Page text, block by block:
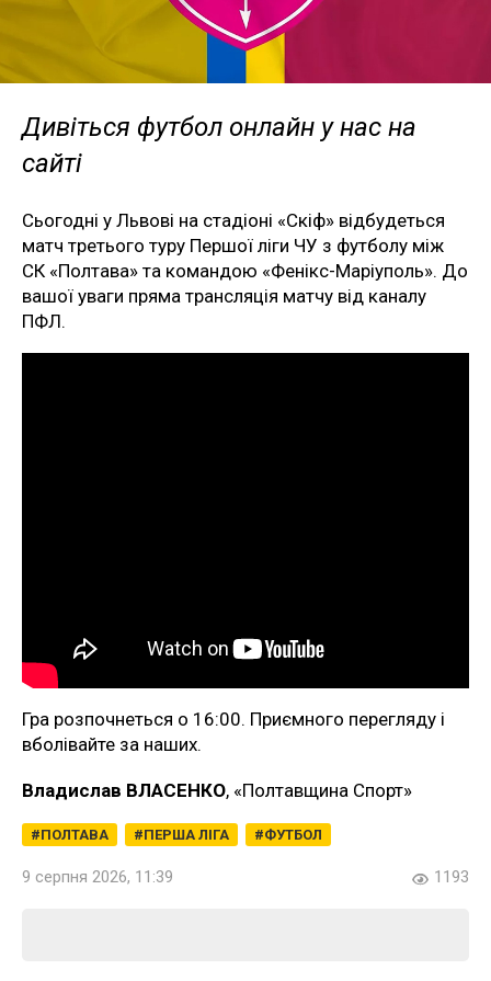
Дивіться футбол онлайн у нас на
сайті
Сьогодні у Львові на стадіоні «Скіф» відбудеться
матч третього туру Першої ліги ЧУ з футболу між
СК «Полтава» та командою «Фенікс-Маріуполь». До
вашої уваги пряма трансляція матчу від каналу
ПФЛ.
Гра розпочнеться о 16:00. Приємного перегляду і
вболівайте за наших.
Владислав ВЛАСЕНКО, «Полтавщина Спорт»
ПОЛТАВА ПЕРША ЛІГА ФУТБОЛ
9 серпня 2026, 11:39 1193